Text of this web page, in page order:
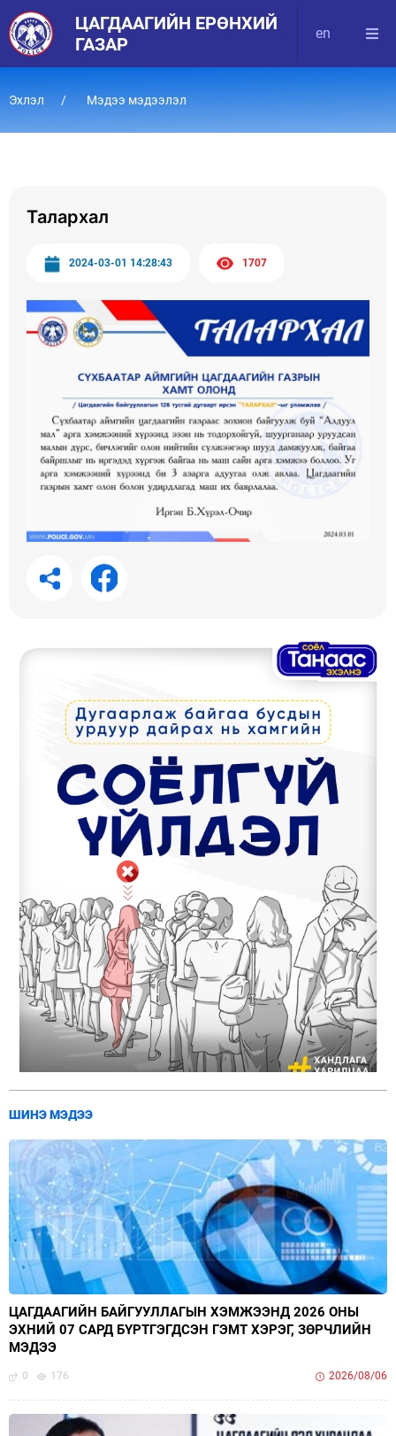
ЦАГДААГИЙН ЕРӨНХИЙ
ГАЗАР
en
Эхлэл Мэдээ мэдээлэл
Талархал
2024-03-01 14:28:43 1707
ШИНЭ МЭДЭЭ
ЦАГДААГИЙН БАЙГУУЛЛАГЫН ХЭМЖЭЭНД 2026 ОНЫ
ЭХНИЙ 07 САРД БҮРТГЭГДСЭН ГЭМТ ХЭРЭГ, ЗӨРЧЛИЙН
МЭДЭЭ
0 176 2026/08/06